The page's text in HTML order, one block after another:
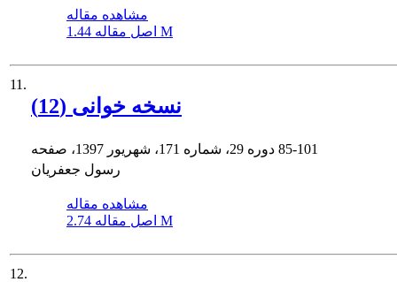
مشاهده مقاله
اصل مقاله 1.44 M
11.
نسخه خوانی (12)
85-101
رسول جعفریان
مشاهده مقاله
اصل مقاله 2.74 M
12.